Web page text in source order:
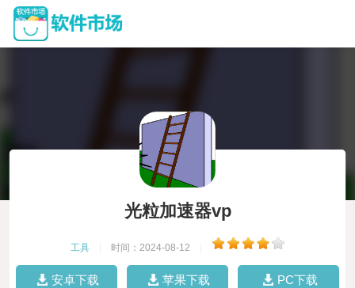
光粒加速器vp
工具 时间：2024-08-12
安卓下载 苹果下载 PC下载